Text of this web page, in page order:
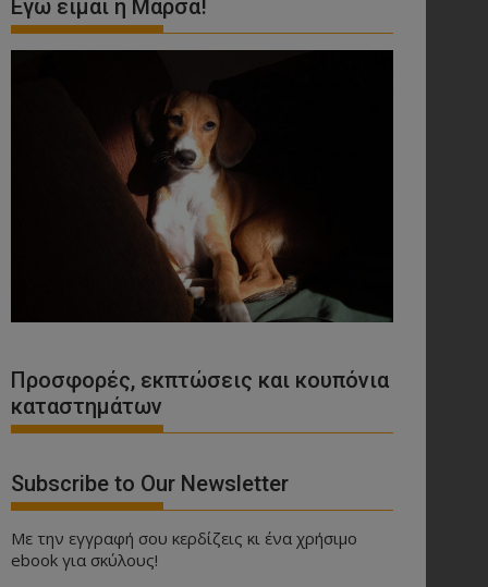
Εγώ είμαι η Μάρσα!
Προσφορές, εκπτώσεις και κουπόνια
καταστημάτων
Subscribe to Our Newsletter
Με την εγγραφή σου κερδίζεις κι ένα χρήσιμο
ebook για σκύλους!